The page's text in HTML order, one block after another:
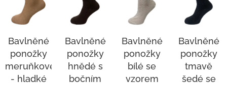
Bavlněné
ponožky
meruňkové
- hladké
Bavlněné
ponožky
hnědé s
bočním
Bavlněné
ponožky
bílé se
vzorem
Bavlněné
ponožky
tmavě
šedé se